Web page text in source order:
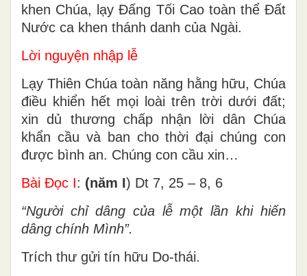
khen Chúa, lạy Đấng Tối Cao toàn thể Đất
Nước ca khen thánh danh của Ngài.
Lời nguyện nhập lễ
Lạy Thiên Chúa toàn năng hằng hữu, Chúa
điều khiển hết mọi loài trên trời dưới đất;
xin dủ thương chấp nhận lời dân Chúa
khẩn cầu và ban cho thời đại chúng con
được bình an. Chúng con cầu xin…
Bài Ðọc I: (năm I) Dt 7, 25 – 8, 6
“Người chỉ dâng của lễ một lần khi hiến
dâng chính Mình”.
Trích thư gửi tín hữu Do-thái.